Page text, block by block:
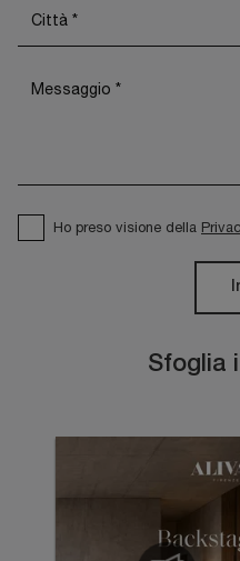
Sfoglia
Ho preso visione della